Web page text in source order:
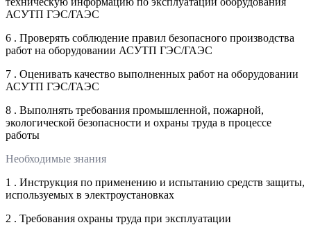
АСУТП ГЭС/ГАЭС
6 . Проверять соблюдение правил безопасного производства
работ на оборудовании АСУТП ГЭС/ГАЭС
7 . Оценивать качество выполненных работ на оборудовании
АСУТП ГЭС/ГАЭС
8 . Выполнять требования промышленной, пожарной,
экологической безопасности и охраны труда в процессе
работы
Необходимые знания
1 . Инструкция по применению и испытанию средств защиты,
используемых в электроустановках
2 . Требования охраны труда при эксплуатации